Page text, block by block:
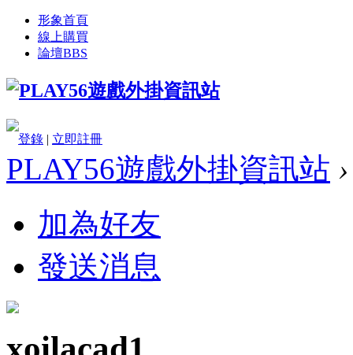
形象首頁
線上購買
論壇BBS
登錄 | 立即註冊
PLAY56遊戲外掛資訊站 ›
加為好友
發送消息